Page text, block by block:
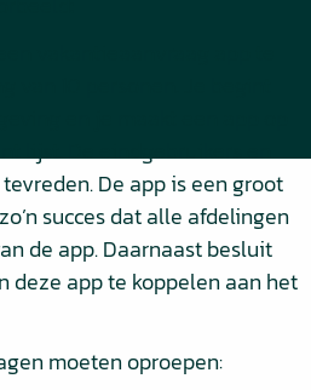
lijst. De eindgebruikers en
De app is een groot
succes dat alle afdelingen
de app. Daarnaast besluit
deze app te koppelen aan het
moeten oproepen: